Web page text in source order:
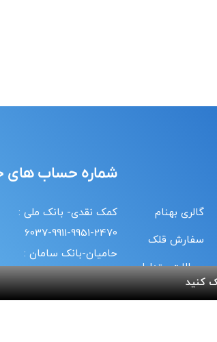
گالری بهنام
سفارش قلک
سوالات متداول
تماس با ما
شماره حساب های
کمک نقدی- بانک ملی :
6037-9911-9951-2470
حامیان-بانک سامان :
6219-8610-0893-5396
حمایت با تلفن همراه :